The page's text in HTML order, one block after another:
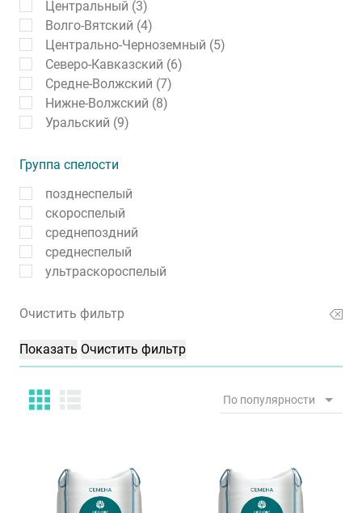
Центральный (3)
Волго-Вятский (4)
Центрально-Черноземный (5)
Северо-Кавказский (6)
Средне-Волжский (7)
Нижне-Волжский (8)
Уральский (9)
Группа спелости
позднеспелый
скороспелый
среднепоздний
среднеспелый
ультраскороспелый
Очистить фильтр
По популярности